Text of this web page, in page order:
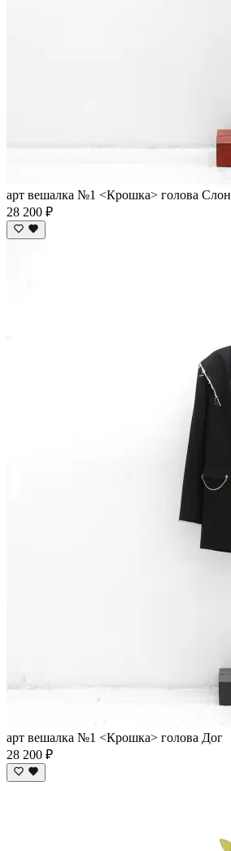
арт вешалка №1 <Крошка> голова Слон
28 200 ₽
арт вешалка №1 <Крошка> голова Дог
28 200 ₽